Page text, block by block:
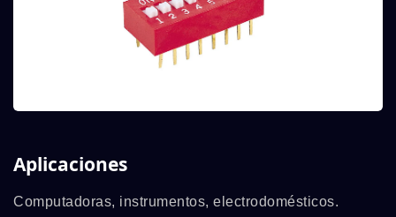
Aplicaciones
Computadoras, instrumentos, electrodomésticos.